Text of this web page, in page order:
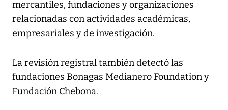
mercantiles, fundaciones y organizaciones
relacionadas con actividades académicas,
empresariales y de investigación.
La revisión registral también detectó las
fundaciones Bonagas Medianero Foundation y
Fundación Chebona.